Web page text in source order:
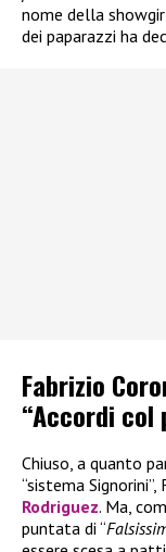
nome della
dei paparazzi ha
Fabrizio
“Accordi col
Chiuso, a quanto
“sistema
Rodriguez. Ma,
puntata di “